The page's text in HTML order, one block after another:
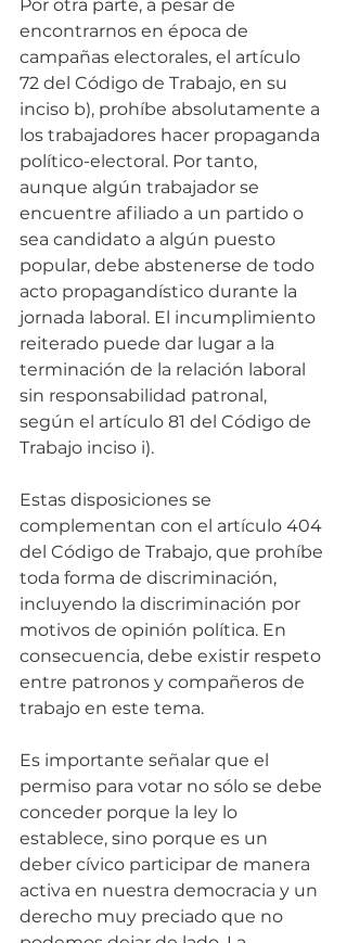
Por otra parte, a pesar de
encontrarnos en época de
campañas electorales, el artículo
72 del Código de Trabajo, en su
inciso b), prohíbe absolutamente a
los trabajadores hacer propaganda
político-electoral. Por tanto,
aunque algún trabajador se
encuentre afiliado a un partido o
sea candidato a algún puesto
popular, debe abstenerse de todo
acto propagandístico durante la
jornada laboral. El incumplimiento
reiterado puede dar lugar a la
terminación de la relación laboral
sin responsabilidad patronal,
según el artículo 81 del Código de
Trabajo inciso i).
Estas disposiciones se
complementan con el artículo 404
del Código de Trabajo, que prohíbe
toda forma de discriminación,
incluyendo la discriminación por
motivos de opinión política. En
consecuencia, debe existir respeto
entre patronos y compañeros de
trabajo en este tema.
Es importante señalar que el
permiso para votar no sólo se debe
conceder porque la ley lo
establece, sino porque es un
deber cívico participar de manera
activa en nuestra democracia y un
derecho muy preciado que no